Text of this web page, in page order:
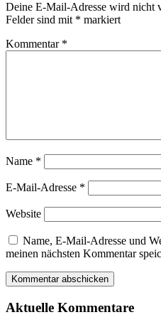
Deine E-Mail-Adresse wird nicht
Felder sind mit * markiert
Kommentar *
Name *
E-Mail-Adresse *
Website
Name, E-Mail-Adresse und
meinen nächsten Kommentar
Aktuelle Kommentare